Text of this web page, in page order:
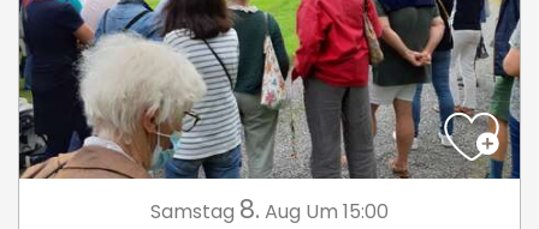
Samstag 8. Aug Um 15:00